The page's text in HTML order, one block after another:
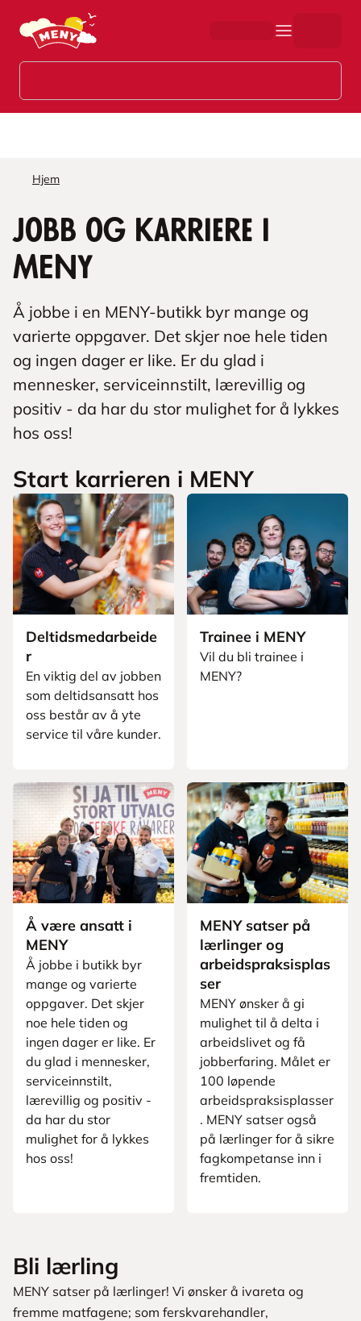
Hopp til hovedinnhold
Hjem
Jobb og karriere i
MENY
Å jobbe i en MENY-butikk byr mange og
varierte oppgaver. Det skjer noe hele tiden
og ingen dager er like. Er du glad i
mennesker, serviceinnstilt, lærevillig og
positiv - da har du stor mulighet for å lykkes
hos oss!
Start karrieren i MENY
Deltidsmedarbeide
r
En viktig del av jobben
som deltidsansatt hos
oss består av å yte
service til våre kunder.
Trainee i MENY
Vil du bli trainee i
MENY?
Å være ansatt i
MENY
Å jobbe i butikk byr
mange og varierte
oppgaver. Det skjer
noe hele tiden og
ingen dager er like. Er
du glad i mennesker,
serviceinnstilt,
lærevillig og positiv -
da har du stor
mulighet for å lykkes
hos oss!
MENY satser på
lærlinger og
arbeidspraksisplas
ser
MENY ønsker å gi
mulighet til å delta i
arbeidslivet og få
jobberfaring. Målet er
100 løpende
arbeidspraksisplasser
. MENY satser også
på lærlinger for å sikre
fagkompetanse inn i
fremtiden.
Bli lærling
MENY satser på lærlinger! Vi ønsker å ivareta og
fremme matfagene; som ferskvarehandler,